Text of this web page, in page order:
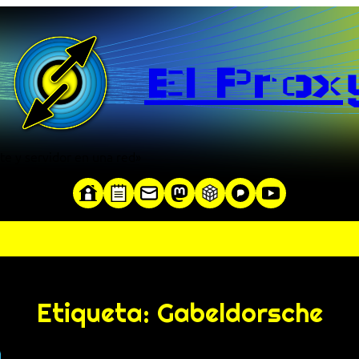
El
Etiqueta: Gabeldorsche